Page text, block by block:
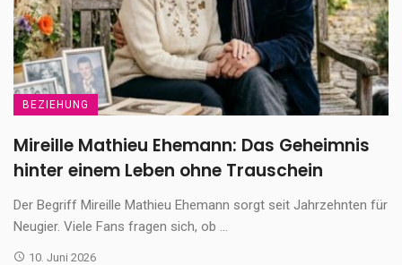
BEZIEHUNG
Mireille Mathieu Ehemann: Das Geheimnis
hinter einem Leben ohne Trauschein
Der Begriff Mireille Mathieu Ehemann sorgt seit Jahrzehnten für
Neugier. Viele Fans fragen sich, ob ...
10. Juni 2026